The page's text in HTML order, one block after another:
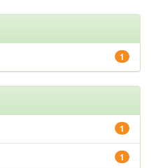
1
1
1